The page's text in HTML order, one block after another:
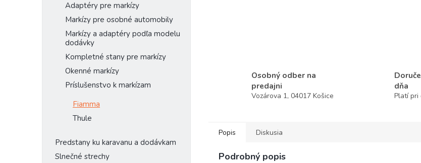
Adaptéry pre markízy
Markízy pre osobné automobily
Markízy a adaptéry podľa modelu
dodávky
Kompletné stany pre markízy
Okenné markízy
Príslušenstvo k markízam
Fiamma
Thule
Predstany ku karavanu a dodávkam
Slnečné strechy
Osobný odber na
predajni
Vozárova 1, 04017 Košice
dňa
Platí pri
Popis Diskusia
Podrobný popis